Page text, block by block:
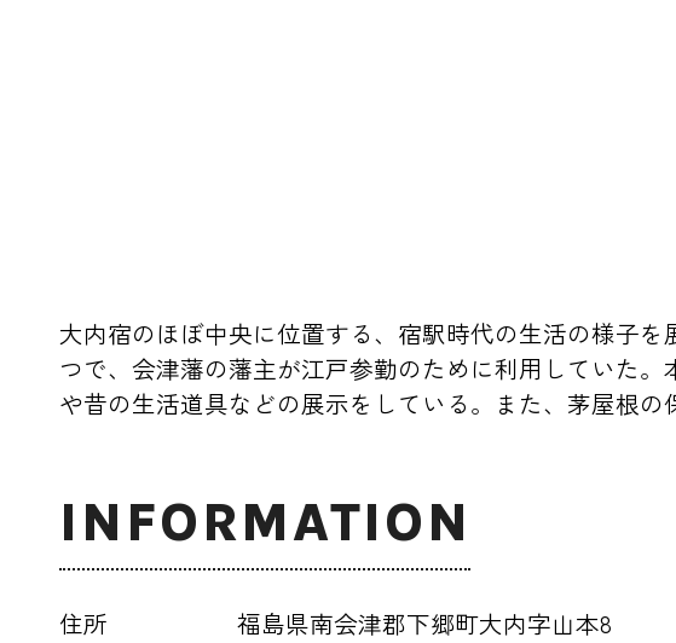
大内宿のほぼ中央に位置する、宿駅時代の生活の様子
つで、会津藩の藩主が江戸参勤のために利用していた
や昔の生活道具などの展示をしている。また、茅屋根
INFORMATION
住所
福島県南会津郡下郷町大内字山本8